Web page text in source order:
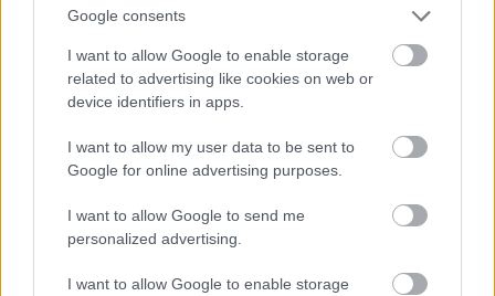
Google consents
I want to allow Google to enable storage
related to advertising like cookies on web or
device identifiers in apps.
I want to allow my user data to be sent to
Google for online advertising purposes.
I want to allow Google to send me
personalized advertising.
I want to allow Google to enable storage
FGSuperman
16 éve